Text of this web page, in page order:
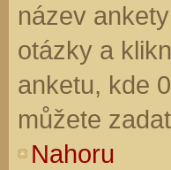
název
otázky a
anketu, kde
můžete
Nahoru